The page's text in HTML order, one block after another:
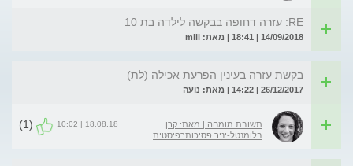
RE: עזרה דחופה בבקשה לילדה בת 10
14/09/2018 | 18:41 | מאת: mili
בקשת עזרה בעינין הפרעת אכילה (לת)
26/12/2017 | 14:22 | מאת: נועה
תשובת מומחה | מאת: קרן
בלומנטל-יניר פסיכותרפיסטית
18.08.18 | 10:02
(1)